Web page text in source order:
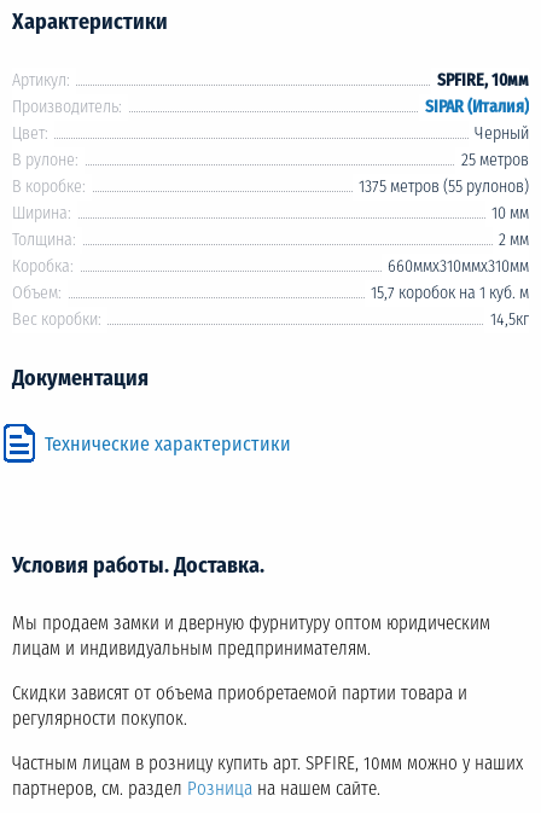
Характеристики
Артикул:
SPFIRE, 10мм
Производитель:
SIPAR (Италия)
Цвет:
Черный
В рулоне:
25 метров
В коробке:
1375 метров (55 рулонов)
Ширина:
10 мм
Толщина:
2 мм
Коробка:
660ммх310ммх310мм
Объем:
15,7 коробок на 1 куб. м
Вес коробки:
14,5кг
Документация
Технические характеристики
Условия работы. Доставка.
Мы продаем замки и дверную фурнитуру оптом юридическим
лицам и индивидуальным предпринимателям.
Скидки зависят от объема приобретаемой партии товара и
регулярности покупок.
Частным лицам в розницу купить арт. SPFIRE, 10мм можно у наших
партнеров, см. раздел Розница на нашем сайте.